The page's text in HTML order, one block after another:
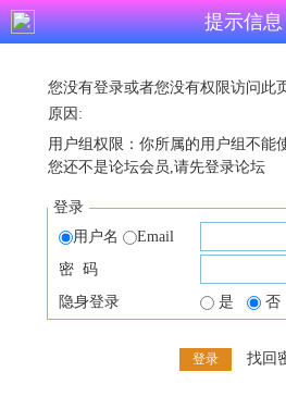
提示信息
您没有登录或者您没有权限访问此
原因:
用户组权限：你所属的用户组不能
您还不是论坛会员,请先登录论坛
登录
用户名
Email
密 码
隐身登录
是 否
找回